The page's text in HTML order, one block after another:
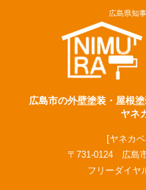
広島県知
広島市の外壁塗装・屋根
ヤネ
[ヤネカ
〒731-0124 広島
フリーダイヤ